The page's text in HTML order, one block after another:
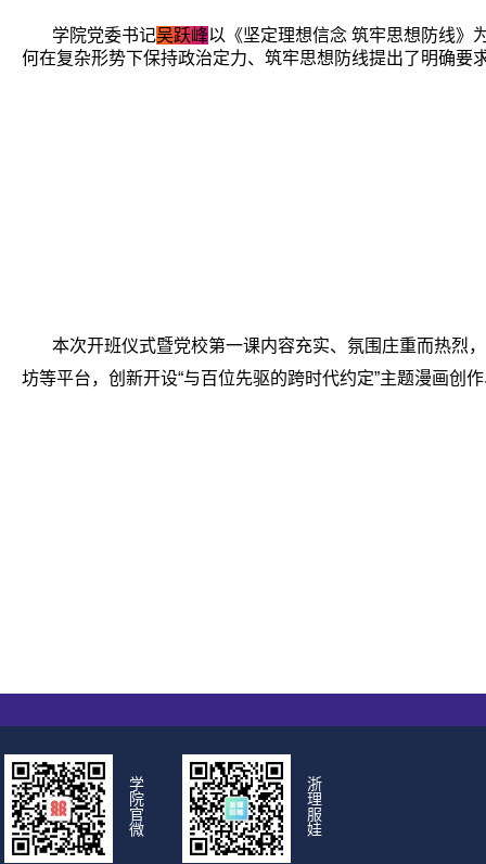
学院党委书记吴跃峰以《坚定理想信念 筑牢思想防线》
何在复杂形势下保持政治定力、筑牢思想防线提出了明确要
本次开班仪式暨党校第一课内容充实、氛围庄重而热烈
坊等平台，创新开设“与百位先驱的跨时代约定”主题漫画创
学
院
官
微
浙
理
服
娃